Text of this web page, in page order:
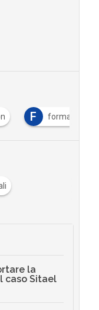
F formazione
la
caso Sitael